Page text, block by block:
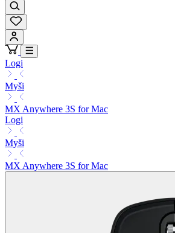
Logi
Myši
MX Anywhere 3S for Mac
Logi
Myši
MX Anywhere 3S for Mac